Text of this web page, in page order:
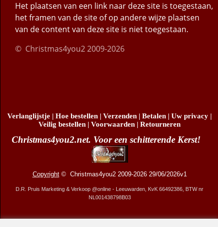
Het plaatsen van een link naar deze site is toegestaan,
het framen van de site of op andere wijze plaatsen
van de content van deze site is niet toegestaan.
© Christmas4you2 2009-2026
Verlanglijstje | Hoe bestellen | Verzenden | Betalen | Uw privacy |
Veilig bestellen | Voorwaarden | Retourneren
Christmas4you2.net. Voor een schitterende Kerst!
Copyright© Christmas4you2 2009-2026 29/06/2026v1
D.R. Pruis Marketing & Verkoop @online - Leeuwarden, KvK 66492386, BTW nr
NL001438798B03